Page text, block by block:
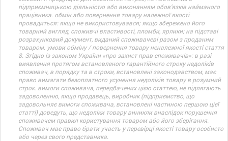
підприємницькою діяльністю або виконанням обов’язків найманого
працівника. обмін або повернення товару належної якості
провадиться: якщо не використовувався; якщо збережено його
товарний вигляд, споживчі властивості, пломби, ярлики; на підставі
розрахунковий документ, виданий споживачеві разом з проданим
товаром. умови обміну / повернення товару неналежної якості стаття
8. Згідно із законом України «про захист прав споживачів»: в разі
виявлення протягом встановленого гарантійного строку недоліків
споживач, в порядку та в строки, встановлені законодавством, має
право вимагати безоплатного усунення недоліків товару в розумний
строк. вимоги споживача, передбачених цією статтею, не підлягають
задоволенню, якщо продавець, виробник (підприємство, що
задовольняє вимоги споживача, встановлені частиною першою цієї
статті) доведуть, що недоліки товару виникли внаслідок порушення
споживачем правил користування товаром або його зберігання.
Споживач має право брати участь у перевірці якості товару особисто
або через свого представника.